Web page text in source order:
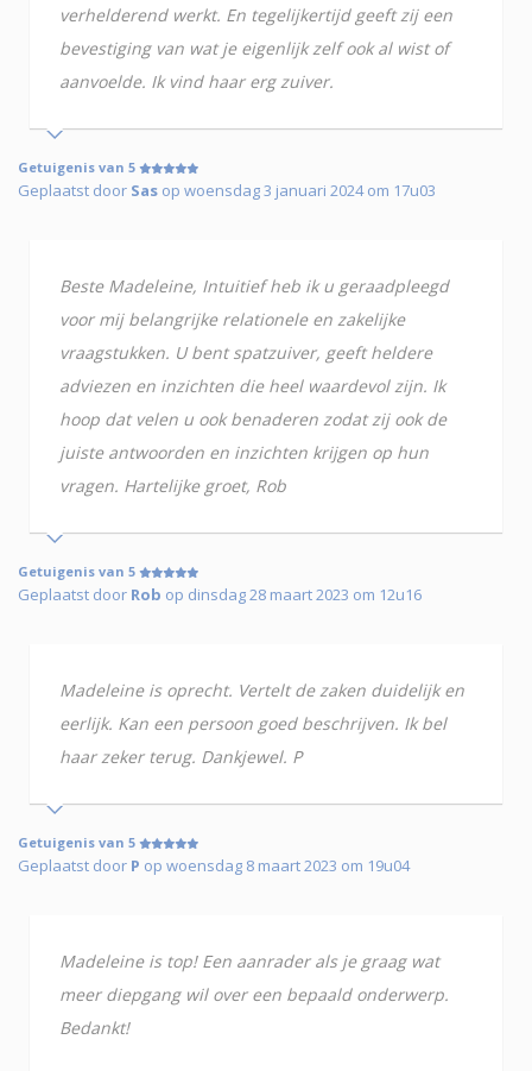
verhelderend werkt. En tegelijkertijd geeft zij een
bevestiging van wat je eigenlijk zelf ook al wist of
aanvoelde. Ik vind haar erg zuiver.
Getuigenis van 5
Geplaatst door Sas op woensdag 3 januari 2024 om 17u03
Beste Madeleine, Intuitief heb ik u geraadpleegd
voor mij belangrijke relationele en zakelijke
vraagstukken. U bent spatzuiver, geeft heldere
adviezen en inzichten die heel waardevol zijn. Ik
hoop dat velen u ook benaderen zodat zij ook de
juiste antwoorden en inzichten krijgen op hun
vragen. Hartelijke groet, Rob
Getuigenis van 5
Geplaatst door Rob op dinsdag 28 maart 2023 om 12u16
Madeleine is oprecht. Vertelt de zaken duidelijk en
eerlijk. Kan een persoon goed beschrijven. Ik bel
haar zeker terug. Dankjewel. P
Getuigenis van 5
Geplaatst door P op woensdag 8 maart 2023 om 19u04
Madeleine is top! Een aanrader als je graag wat
meer diepgang wil over een bepaald onderwerp.
Bedankt!